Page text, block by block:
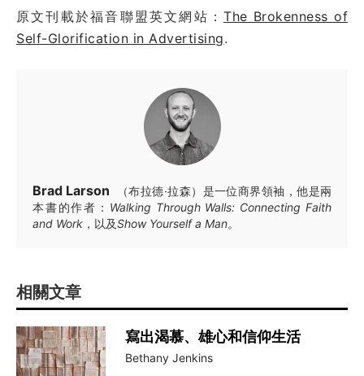
原文刊載於福音聯盟英文網站：The Brokenness of
Self-Glorification in Advertising.
Brad Larson
（布拉德·拉森）是一位商界領袖，他是兩
本書的作者： Walking Through Walls: Connecting Faith
and Work ，以及Show Yourself a Man。
相關文章
寫出渴慕、雄心和信仰生活
Bethany Jenkins